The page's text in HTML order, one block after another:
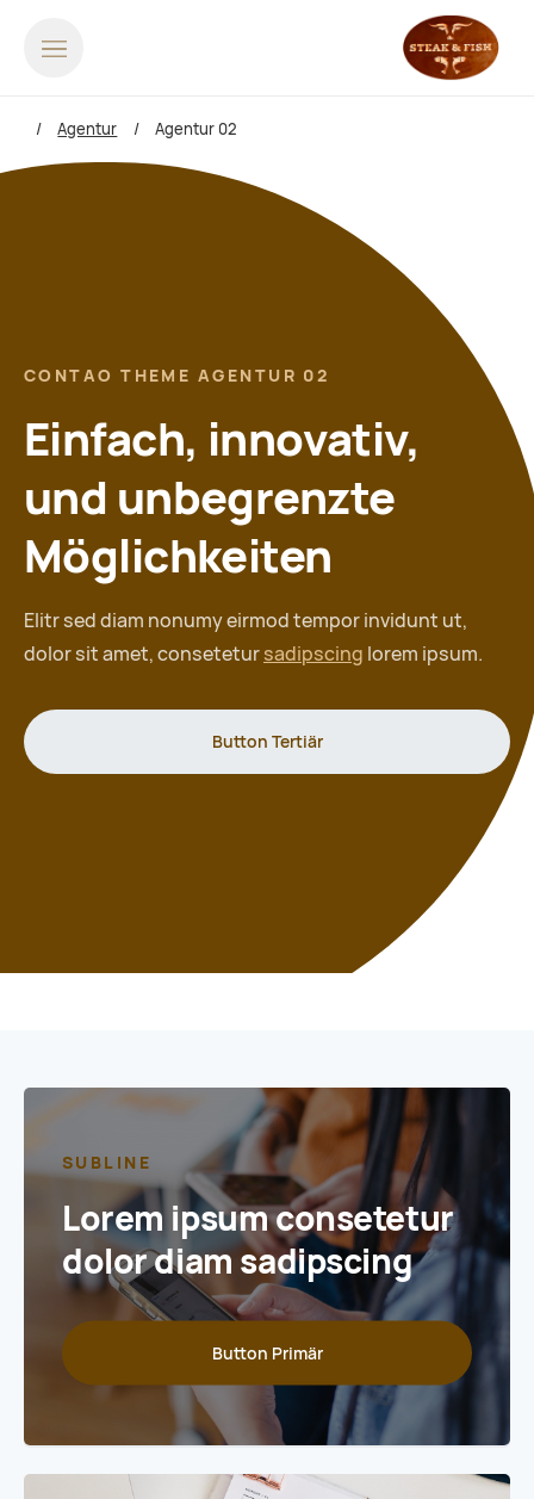
Agentur Agentur 02
CONTAO THEME AGENTUR 02
Einfach, innovativ,
und unbegrenzte
Möglichkeiten
Elitr sed diam nonumy eirmod tempor invidunt ut,
dolor sit amet, consetetursadipscing lorem ipsum.
Button Tertiär
SUBLINE
Lorem ipsum consetetur
dolor diam sadipscing
Button Primär